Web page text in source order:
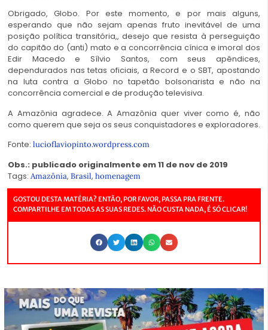
Obrigado, Globo. Por este momento, e por mais alguns,
esperando que não sejam apenas fruto inevitável de uma
posição política transitória,, desejo que resista à perseguição
do capitão do (anti) mato e a concorrência cínica e imoral dos
Edir Macedo e Sílvio Santos, com seus apêndices,
dependurados nas tetas oficiais, a Record e o SBT, apostando
na luta contra a Globo no tapetão bolsonarista e não na
concorrência comercial e de produção televisiva.
A Amazônia agradece. A Amazônia quer viver como é, não
como querem que seja os seus conquistadores e exploradores.
Fonte: lucioflaviopinto.wordpress.com
Obs.: publicado originalmente em 11 de nov de 2019
Tags: Amazônia, Brasil, homenagem
GOSTOU DESTA MATÉRIA? ENTÃO, POR FAVOR, PASSA PRA FRENTE.
COMPARTILHE EM TODAS AS SUAS REDES. NÃO CUSTA NADA, É SÓ CLICAR!